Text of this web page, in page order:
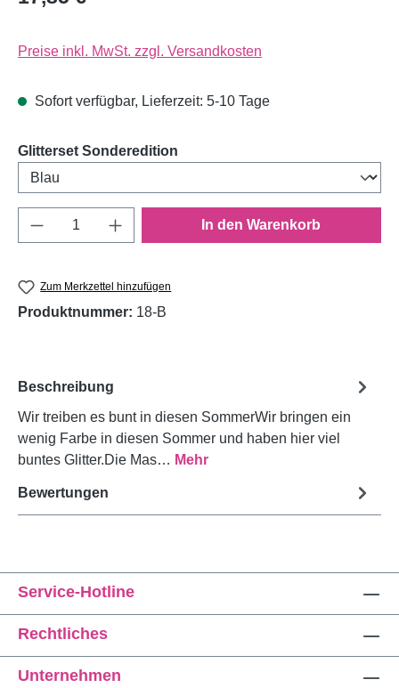
Preise inkl. MwSt. zzgl. Versandkosten
Sofort verfügbar, Lieferzeit: 5-10 Tage
Glitterset Sonderedition
Produkt Anzahl: Gib den gewünschten
In den Warenkorb
Zum Merkzettel hinzufügen
Produktnummer: 18-B
Beschreibung
Wir treiben es bunt in diesen SommerWir bringen ein
wenig Farbe in diesen Sommer und haben hier viel
buntes Glitter.Die Mas… Mehr
Bewertungen
Service-Hotline
Rechtliches
Unternehmen